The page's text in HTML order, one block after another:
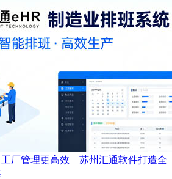
厂管理更高效—苏州汇通软件打造全